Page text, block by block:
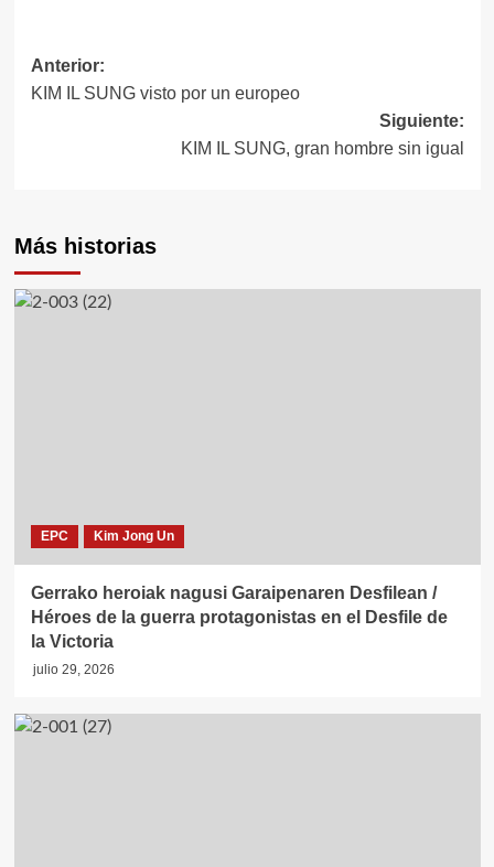
Navegación
Anterior:
KIM IL SUNG visto por un europeo
Siguiente:
KIM IL SUNG, gran hombre sin igual
Más historias
EPC Kim Jong Un
Gerrako heroiak nagusi Garaipenaren Desfilean /
Héroes de la guerra protagonistas en el Desfile de
la Victoria
julio 29, 2026